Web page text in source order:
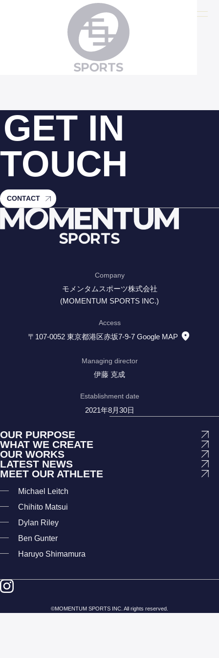
GET IN
TOUCH
CONTACT
Company
モメンタムスポーツ株式会社
(MOMENTUM SPORTS INC.)
Access
〒107-0052 東京都港区赤坂7-9-7 Google MAP
Managing director
伊藤 克成
Establishment date
2021年8月30日
OUR PURPOSE
WHAT WE CREATE
OUR WORKS
LATEST NEWS
MEET OUR ATHLETE
Michael Leitch
Chihito Matsui
Dylan Riley
Ben Gunter
Haruyo Shimamura
©MOMENTUM SPORTS INC. All rights reserved.